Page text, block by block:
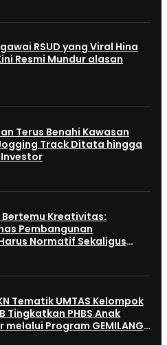
RSUD yang Viral Hina
Resmi Mundur alasan
Terus Benahi Kawasan
Track Ditata hingga
Investor
Kreativitas:
Pembangunan
Normatif Sekaligus
Tematik UMTAS Kelompok
Tingkatkan PHBS Anak
melalui Program GEMILANG